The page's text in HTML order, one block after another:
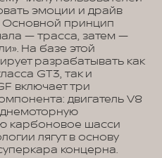
эмоции и драйв
Основной принцип
— трасса, затем —
На базе этой
разрабатывать как
GT3, так и
включает три
двигатель V8
карбоновое шасси
лягут в основу
концерна.